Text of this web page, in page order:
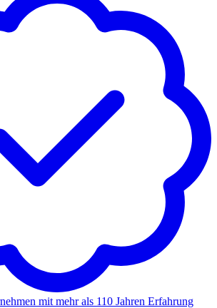
mit mehr als 110 Jahren Erfahrung